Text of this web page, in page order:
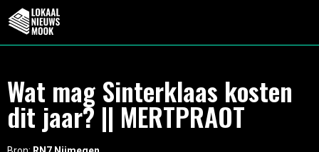
Wat mag Sinterklaas kosten
dit jaar? || MERTPRAOT